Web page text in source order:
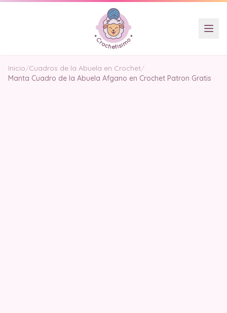
Inicio/Cuadros de la Abuela en Crochet/
Manta Cuadro de la Abuela Afgano en Crochet Patron Gratis